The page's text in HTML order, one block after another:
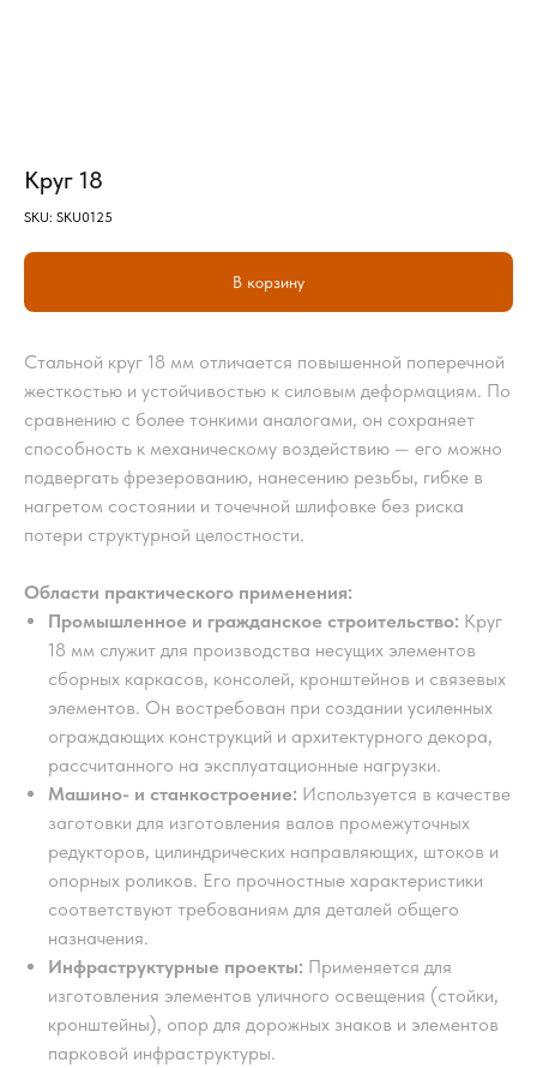
Круг 18
SKU: SKU0125
В корзину
Стальной круг 18 мм отличается повышенной поперечной
жесткостью и устойчивостью к силовым деформациям. По
сравнению с более тонкими аналогами, он сохраняет
способность к механическому воздействию — его можно
подвергать фрезерованию, нанесению резьбы, гибке в
нагретом состоянии и точечной шлифовке без риска
потери структурной целостности.
Области практического применения:
Промышленное и гражданское строительство: Круг
18 мм служит для производства несущих элементов
сборных каркасов, консолей, кронштейнов и связевых
элементов. Он востребован при создании усиленных
ограждающих конструкций и архитектурного декора,
рассчитанного на эксплуатационные нагрузки.
Машино- и станкостроение: Используется в качестве
заготовки для изготовления валов промежуточных
редукторов, цилиндрических направляющих, штоков и
опорных роликов. Его прочностные характеристики
соответствуют требованиям для деталей общего
назначения.
Инфраструктурные проекты: Применяется для
изготовления элементов уличного освещения (стойки,
кронштейны), опор для дорожных знаков и элементов
парковой инфраструктуры.